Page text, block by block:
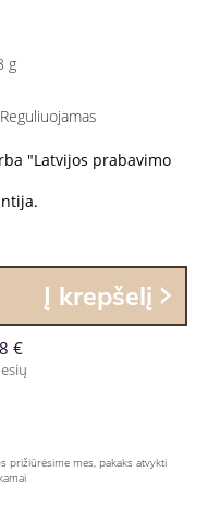
g
Reguliuojamas
"Latvijos prabavimo
Į krepšelį
€
prižiūrėsime mes, pakaks atvykti